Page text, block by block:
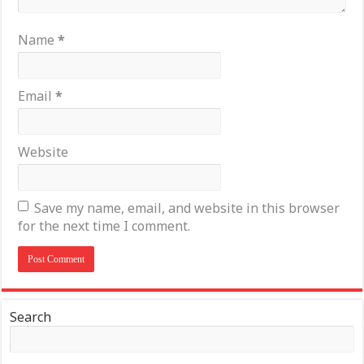
Name*
Email*
Website
Save my name, email, and website in this browser
for the next time I comment.
Search